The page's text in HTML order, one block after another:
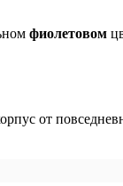
фиолетовом
от